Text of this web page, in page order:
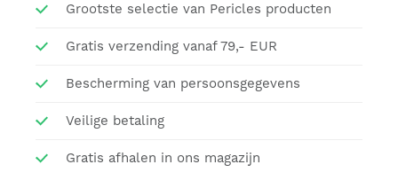
Grootste selectie van Pericles producten
Gratis verzending vanaf 79,- EUR
Bescherming van persoonsgegevens
Veilige betaling
Gratis afhalen in ons magazijn